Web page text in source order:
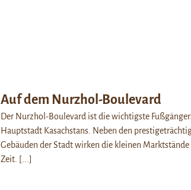
Auf dem Nurzhol-Boulevard
Der Nurzhol-Boulevard ist die wichtigste
Hauptstadt Kasachstans. Neben den
Gebäuden der Stadt wirken die kleinen
Zeit. [...]